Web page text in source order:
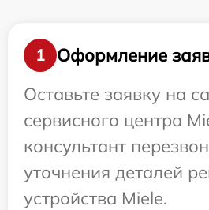
1
Оформление
Оставьте заявку на
сервисного центра
консультант
уточнения деталей
устройства Miele.